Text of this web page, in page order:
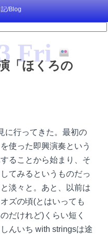
/Blog
Fri
「ほくろの
に行ってきた。最初の
使った即興演奏という
ることから始まり、そ
てみるというものだっ
淡々と。あと、以前は
ズの頃(とはいっても
だけれど)くらい短く
んいち with stringsは途